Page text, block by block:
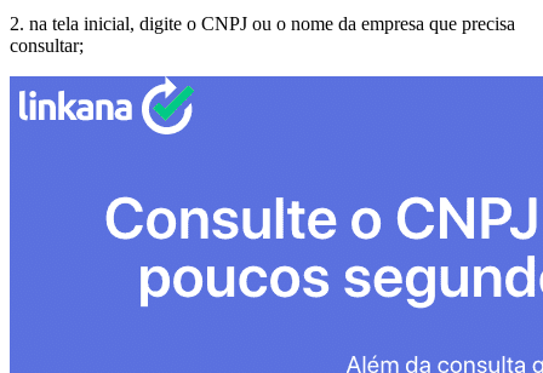
2. na tela inicial, digite o CNPJ ou o nome da empresa que precisa
consultar;